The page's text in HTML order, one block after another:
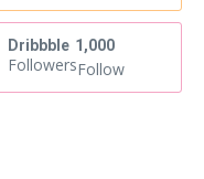
Dribbble 1,000
FollowersFollow